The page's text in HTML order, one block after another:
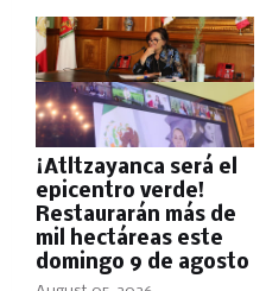
¡Atltzayanca será el
epicentro verde!
Restaurarán más de
mil hectáreas este
domingo 9 de agosto